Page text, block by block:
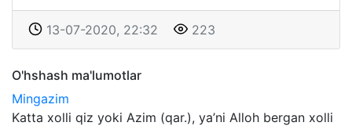
13-07-2020, 22:32 223
O'hshash ma'lumotlar
Mingazim
Katta xolli qiz yoki Azim (qar.), ya’ni Alloh bergan xolli